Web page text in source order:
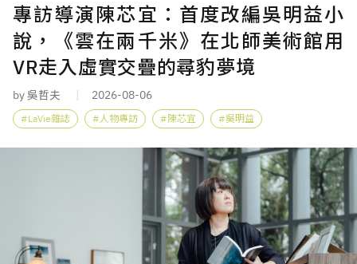
專訪導演陳芯宜：首度改編吳明益小
說，《雲在兩千米》在北師美術館用
VR走入虛實交疊的尋豹夢境
by 吳哲夫 2026-08-06
LaVie雜誌 人物專訪 陳芯宜 吳明益